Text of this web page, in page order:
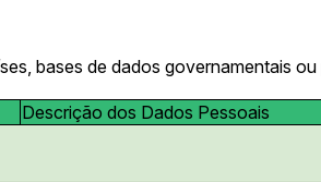
bases de dados governamentais ou
Descrição dos Dados Pessoais